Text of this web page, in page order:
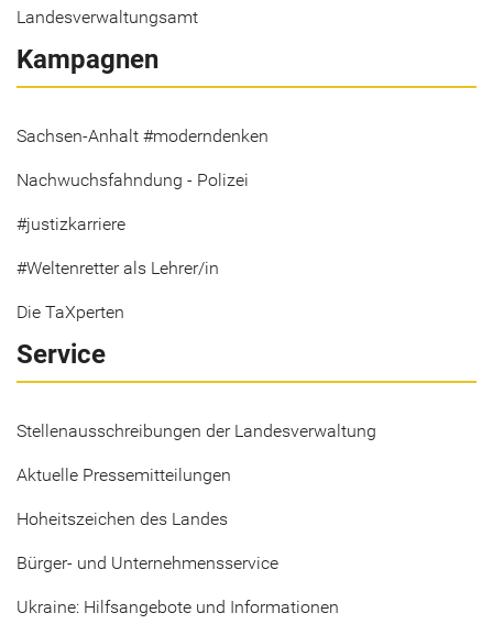
Landesverwaltungsamt
Kampagnen
Sachsen-Anhalt #moderndenken
Nachwuchsfahndung - Polizei
#justizkarriere
#Weltenretter als Lehrer/in
Die TaXperten
Service
Stellenausschreibungen der Landesverwaltung
Aktuelle Pressemitteilungen
Hoheitszeichen des Landes
Bürger- und Unternehmensservice
Ukraine: Hilfsangebote und Informationen